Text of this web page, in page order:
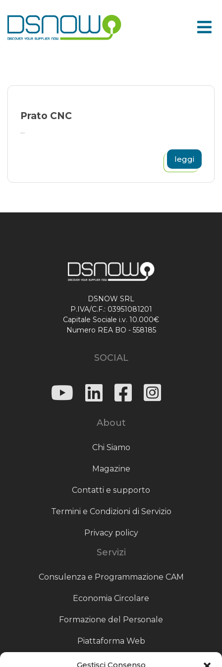
Gestisci Consenso
to
content
Prato CNC
...
leggi
DSNOW SRL
P.IVA/C.F.: 03951081201
Capitale Sociale i.v. 10.000€
Numero REA BO - 558185
SOCIAL
About
Chi Siamo
Magazine
Contatti e supporto
Termini e Condizioni di Servizio
Privacy policy
Servizi
Consulenza e Programmazione CAM
Economia Circolare
Formazione del Personale
Piattaforma Web
Scouting fornitori